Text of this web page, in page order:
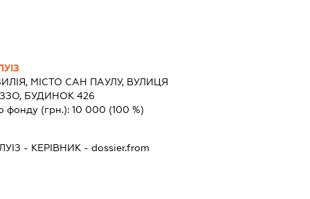
МІСТО САН ПАУЛУ, ВУЛИЦЯ
БУДИНОК 426
фонду (грн.): 10 000 (100 %)
- КЕРІВНИК - dossier.from